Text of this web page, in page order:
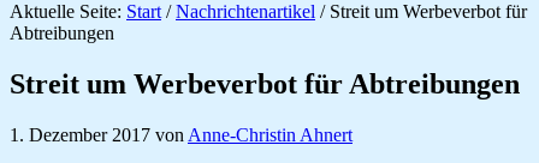
Aktuelle Seite: Start / Nachrichtenartikel /Streit um Werbeverbot für
Abtreibungen
Streit um Werbeverbot für Abtreibungen
1. Dezember 2017 von Anne-Christin Ahnert